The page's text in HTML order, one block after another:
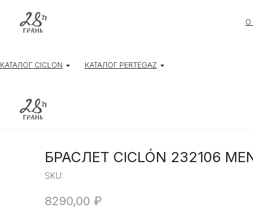
О
КАТАЛОГ CICLON КАТАЛОГ PERTEGAZ
БРАСЛЕТ CICLÓN 232106
SKU:
8290,00 ₽